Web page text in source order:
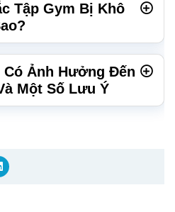
Tập Gym Bị Khô
Ảnh Hưởng Đến
Một Số Lưu Ý